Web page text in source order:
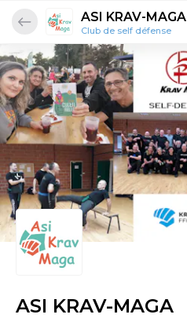
ASI KRAV-MAGA
Club de self défense
ASI KRAV-MAGA